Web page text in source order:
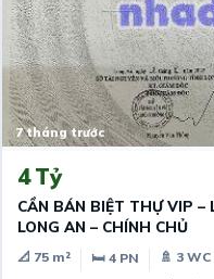
7 tháng trước
4 Tỷ
CẦN BÁN BIỆT THỰ VIP –
LONG AN – CHÍNH CHỦ
📐 75 m² 🛏 4 PN
🚿 3 WC